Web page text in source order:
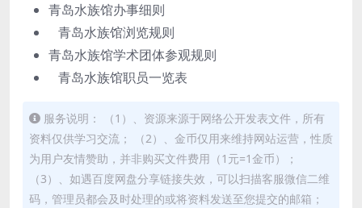
青岛水族馆办事细则
青岛水族馆浏览规则
青岛水族馆学术团体参观规则
青岛水族馆职员一览表
服务说明： （1）、资源来源于网络公开发表文件，所有
资料仅供学习交流； （2）、金币仅用来维持网站运营，性质
为用户友情赞助，并非购买文件费用（1元=1金币）；
（3）、如遇百度网盘分享链接失效，可以扫描客服微信二维
码，管理员都会及时处理的或将资料发送至您提交的邮箱；